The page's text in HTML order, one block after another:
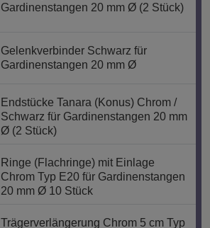
Gardinenstangen 20 mm Ø (2 Stück)
Gelenkverbinder Schwarz für
Gardinenstangen 20 mm Ø
Endstücke Tanara (Konus) Chrom /
Schwarz für Gardinenstangen 20 mm
Ø (2 Stück)
Ringe (Flachringe) mit Einlage
Chrom Typ E20 für Gardinenstangen
20 mm Ø 10 Stück
Trägerverlängerung Chrom 5 cm Typ